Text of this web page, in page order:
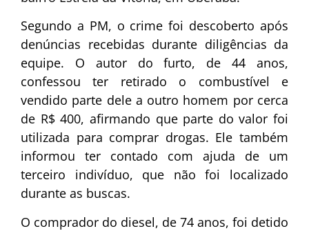
Segundo a PM, o crime foi descoberto após
denúncias recebidas durante diligências da
equipe. O autor do furto, de 44 anos,
confessou ter retirado o combustível e
vendido parte dele a outro homem por cerca
de R$ 400, afirmando que parte do valor foi
utilizada para comprar drogas. Ele também
informou ter contado com ajuda de um
terceiro indivíduo, que não foi localizado
durante as buscas.
O comprador do diesel, de 74 anos, foi detido